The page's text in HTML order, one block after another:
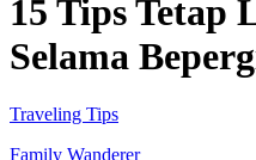
15 Tips Tetap
Selama
Traveling Tips
Family Wanderer